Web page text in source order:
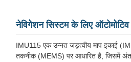
नेविगेशन सिस्टम के लिए
IMU115 एक उन्नत जड़त्वीय माप इकाई
तकनीक (MEMS) पर आधारित है, जिसमें